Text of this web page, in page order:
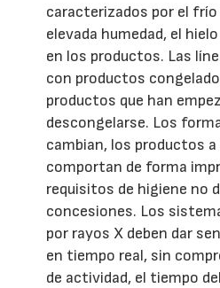
caracterizados por el
elevada humedad, el
en los productos. Las
con productos
productos que han
descongelarse. Los
cambian, los productos a
comportan de forma
requisitos de higiene no
concesiones. Los
por rayos X deben dar
en tiempo real, sin
de actividad, el tiempo